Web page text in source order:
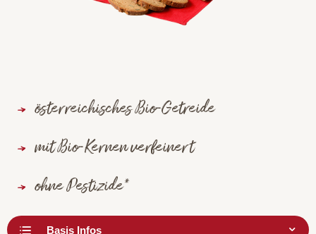
österreichisches Bio-Getreide
mit Bio-Kernen verfeinert
ohne Pestizide*